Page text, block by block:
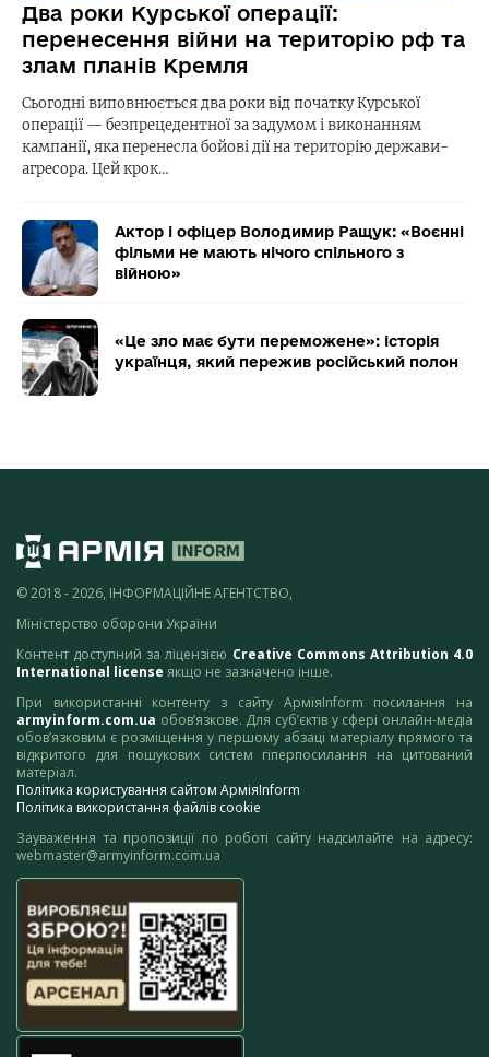
Два роки Курської операції:
перенесення війни на територію рф та
злам планів Кремля
Сьогодні виповнюється два роки від початку Курської
операції — безпрецедентної за задумом і виконанням
кампанії, яка перенесла бойові дії на територію держави-
агресора. Цей крок…
Актор і офіцер Володимир Ращук: «Воєнні
фільми не мають нічого спільного з
війною»
«Це зло має бути переможене»: історія
українця, який пережив російський полон
© 2018 - 2026, ІНФОРМАЦІЙНЕ АГЕНТСТВО,
Міністерство оборони України
Контент доступний за ліцензією Creative Commons Attribution 4.0
International license якщо не зазначено інше.
При використанні контенту з сайту АрміяInform посилання на
armyinform.com.ua обов’язкове. Для суб’єктів у сфері онлайн-медіа
обов’язковим є розміщення у першому абзаці матеріалу прямого та
відкритого для пошукових систем гіперпосилання на цитований
матеріал.
Політика користування сайтом АрміяInform
Політика використання файлів cookie
Зауваження та пропозиції по роботі сайту надсилайте на адресу:
webmaster@armyinform.com.ua